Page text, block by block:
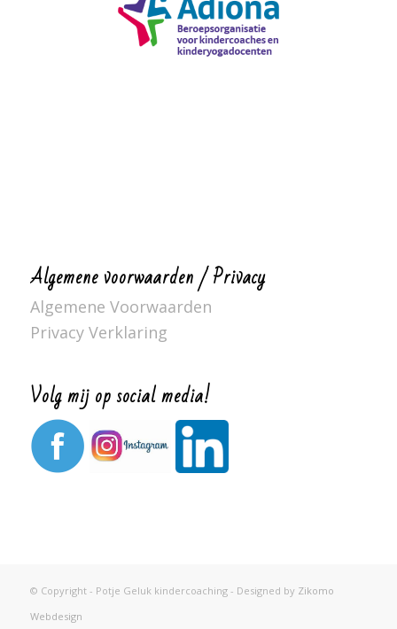
Algemene voorwaarden / Privacy
Algemene Voorwaarden
Privacy Verklaring
Volg mij op social media!
© Copyright - Potje Geluk kindercoaching - Designed by Zikomo
Webdesign